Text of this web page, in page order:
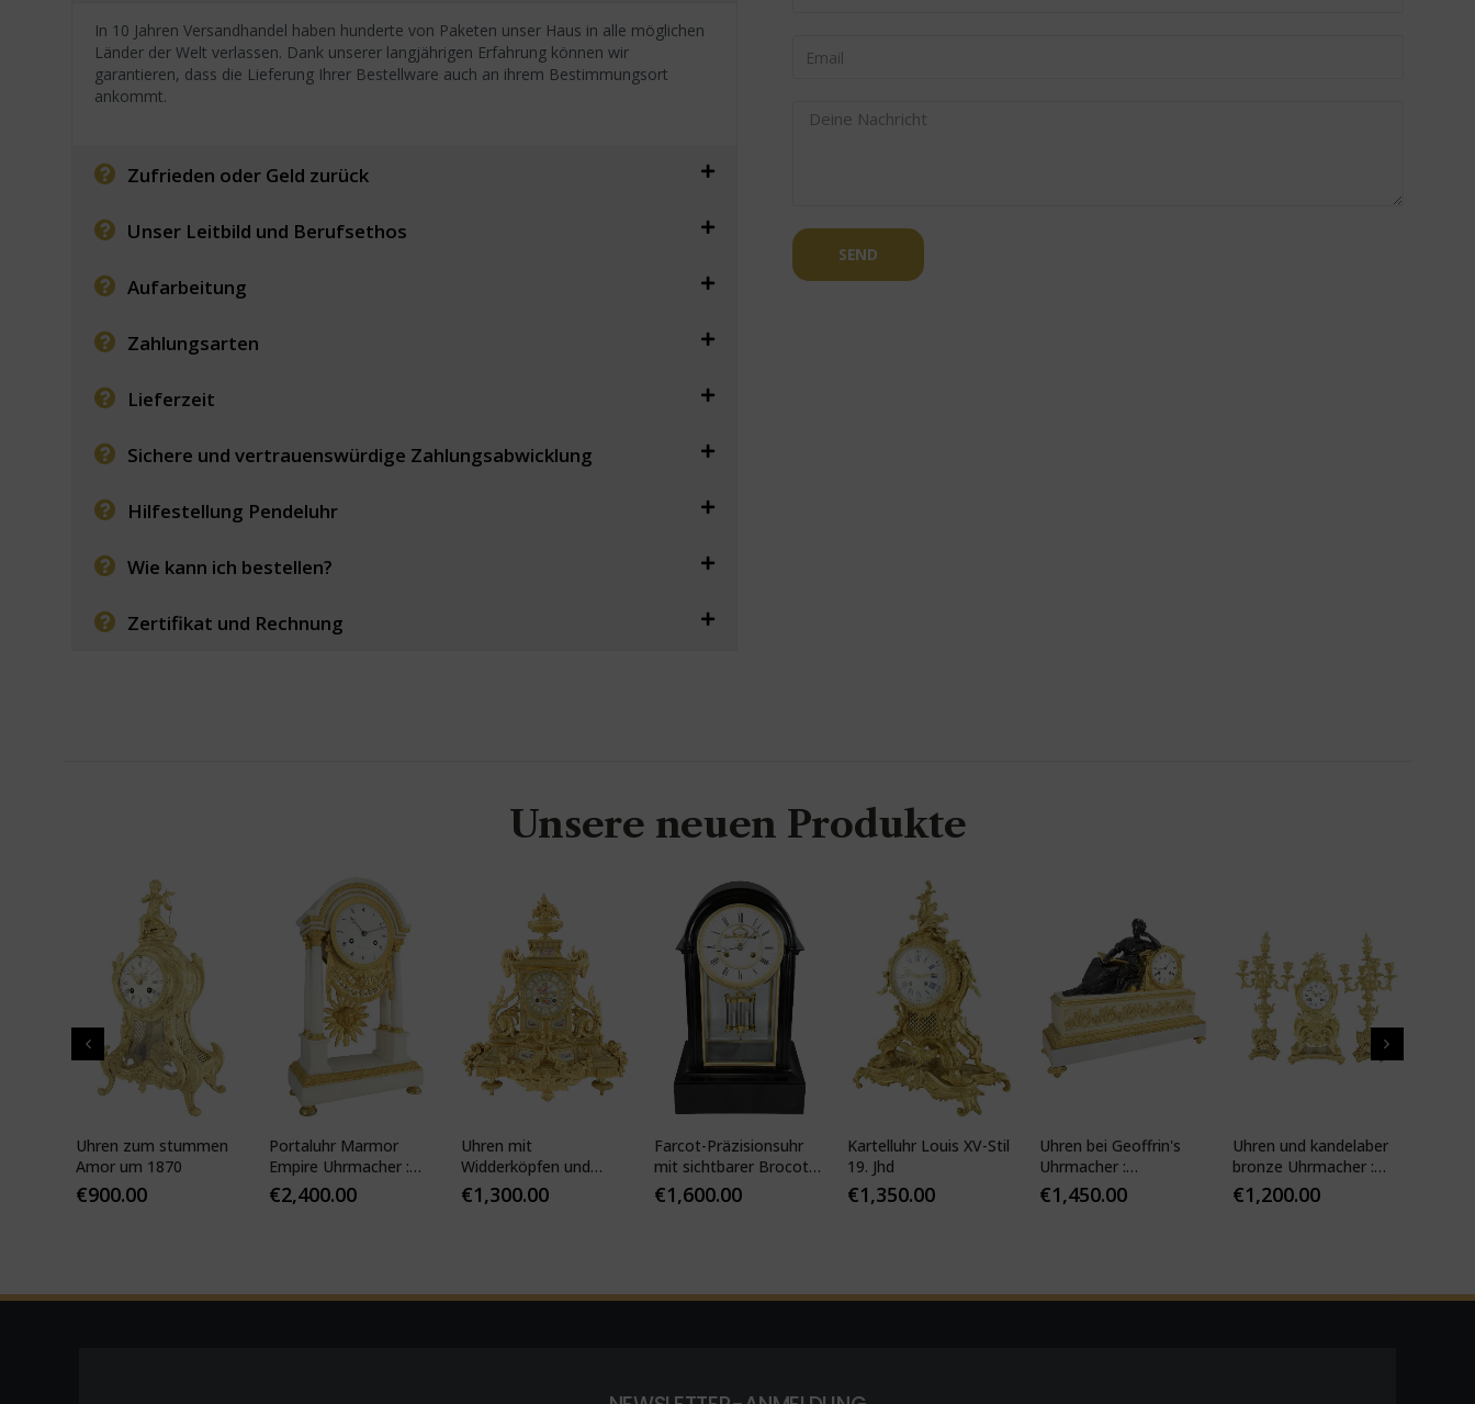
In 10 Jahren Versandhandel haben hunderte von Paketen unser Haus in alle möglichen
Länder der Welt verlassen. Dank unserer langjährigen Erfahrung können wir
garantieren, dass die Lieferung Ihrer Bestellware auch an ihrem Bestimmungsort
ankommt.
Zufrieden oder Geld zurück
Unser Leitbild und Berufsethos
Aufarbeitung
Zahlungsarten
Lieferzeit
Sichere und vertrauenswürdige Zahlungsabwicklung
Hilfestellung Pendeluhr
Wie kann ich bestellen?
Zertifikat und Rechnung
SEND
Unsere neuen Produkte
Uhren zum stummen
Amor um 1870
€900.00
Portaluhr Marmor
Empire Uhrmacher :
VEIBEL 1810
€2,400.00
Uhren mit
Widderköpfen und
Pariser Porzellan
€1,300.00
Farcot-Präzisionsuhr
mit sichtbarer Brocot-
Hemmung
€1,600.00
Kartelluhr Louis XV-Stil
19. Jhd
€1,350.00
Uhren bei Geoffrin's
Uhrmacher :
Desfontaines 1850
€1,450.00
Uhren und kandelaber
bronze Uhrmacher :
Mougin
€1,200.00